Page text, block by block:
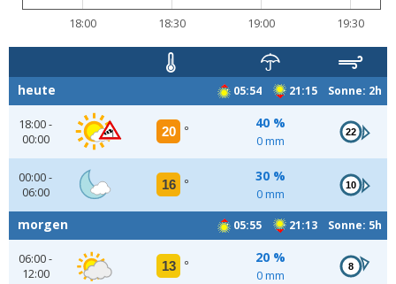
18:00 18:30 19:00 19:30
05:54 21:15 Sonne: 2h
heute
18:00 -
00:00
20 °
40 %
0 mm
22
00:00 -
06:00
16 °
30 %
0 mm
10
05:55 21:13 Sonne: 5h
morgen
06:00 -
12:00
13 °
20 %
0 mm
8